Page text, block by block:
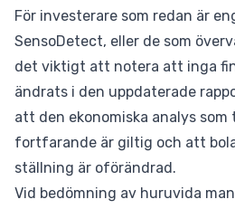
För investerare som redan är
SensoDetect, eller de som
det viktigt att notera att inga
ändrats i den uppdaterade
att den ekonomiska analys
fortfarande är giltig och att
ställning är oförändrad.
Vid bedömning av huruvida